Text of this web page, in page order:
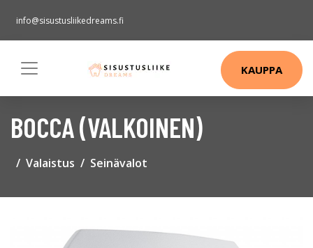
info@sisustusliikedreams.fi
KAUPPA
BOCCA (VALKOINEN)
Valaistus Seinävalot